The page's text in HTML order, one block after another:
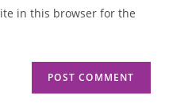
in this browser for the